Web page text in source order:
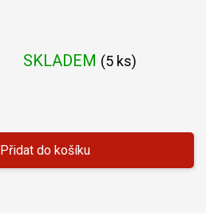
SKLADEM (5 ks)
Přidat do košíku